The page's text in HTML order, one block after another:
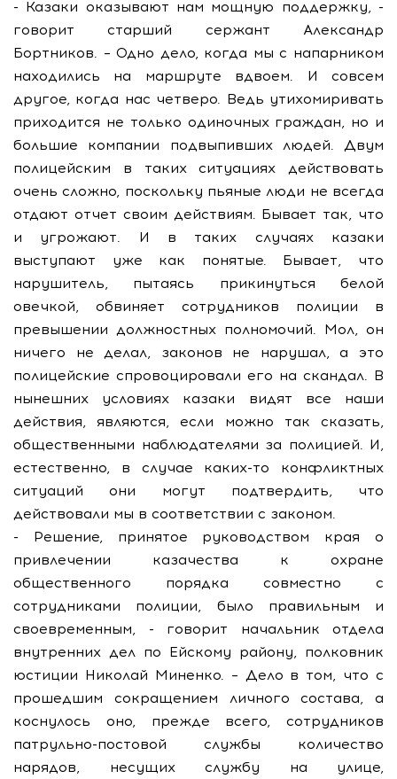
- Казаки оказывают нам мощную поддержку, -
говорит старший сержант Александр
Бортников. – Одно дело, когда мы с напарником
находились на маршруте вдвоем. И совсем
другое, когда нас четверо. Ведь утихомиривать
приходится не только одиночных граждан, но и
большие компании подвыпивших людей. Двум
полицейским в таких ситуациях действовать
очень сложно, поскольку пьяные люди не всегда
отдают отчет своим действиям. Бывает так, что
и угрожают. И в таких случаях казаки
выступают уже как понятые. Бывает, что
нарушитель, пытаясь прикинуться белой
овечкой, обвиняет сотрудников полиции в
превышении должностных полномочий. Мол, он
ничего не делал, законов не нарушал, а это
полицейские спровоцировали его на скандал. В
нынешних условиях казаки видят все наши
действия, являются, если можно так сказать,
общественными наблюдателями за полицией. И,
естественно, в случае каких-то конфликтных
ситуаций они могут подтвердить, что
действовали мы в соответствии с законом.
- Решение, принятое руководством края о
привлечении казачества к охране
общественного порядка совместно с
сотрудниками полиции, было правильным и
своевременным, - говорит начальник отдела
внутренних дел по Ейскому району, полковник
юстиции Николай Миненко. – Дело в том, что с
прошедшим сокращением личного состава, а
коснулось оно, прежде всего, сотрудников
патрульно-постовой службы количество
нарядов, несущих службу на улице,